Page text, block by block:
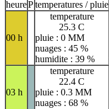
heurePtemperatures / pluie
00 h
temperature
25.3 C
pluie : 0 MM
nuages : 45 %
humidite : 39 %
03 h
temperature
22.4 C
pluie : 0.3 MM
nuages : 68 %